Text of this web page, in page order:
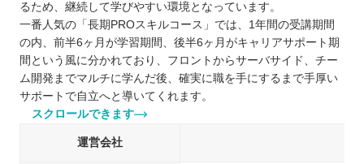
るため、継続して学びやすい環境となっています。
一番人気の「長期PROスキルコース」では、1年間の受講期間
の内、前半6ヶ月が学習期間、後半6ヶ月がキャリアサポート期
間という風に分かれており、フロントからサーバサイド、チー
ム開発までマルチに学んだ後、確実に職を手にするまで手厚い
サポートで自立へと導いてくれます。
スクロールできます
運営会社